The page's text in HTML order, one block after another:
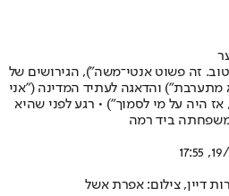
זה פשוט אנטי־משה"), הגירושים של
מתערבת") והדאגה לעתיד המדינה ("אני
אז היה על מי לסמוך") • רגע לפני שהיא
19/
דיין, צילום: אפרת אשל